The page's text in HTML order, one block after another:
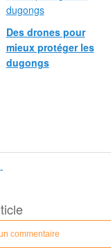
Des drones pour
mieux protéger les
dugongs
commentaire